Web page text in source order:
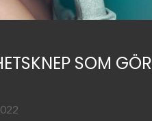
SOM GÖR